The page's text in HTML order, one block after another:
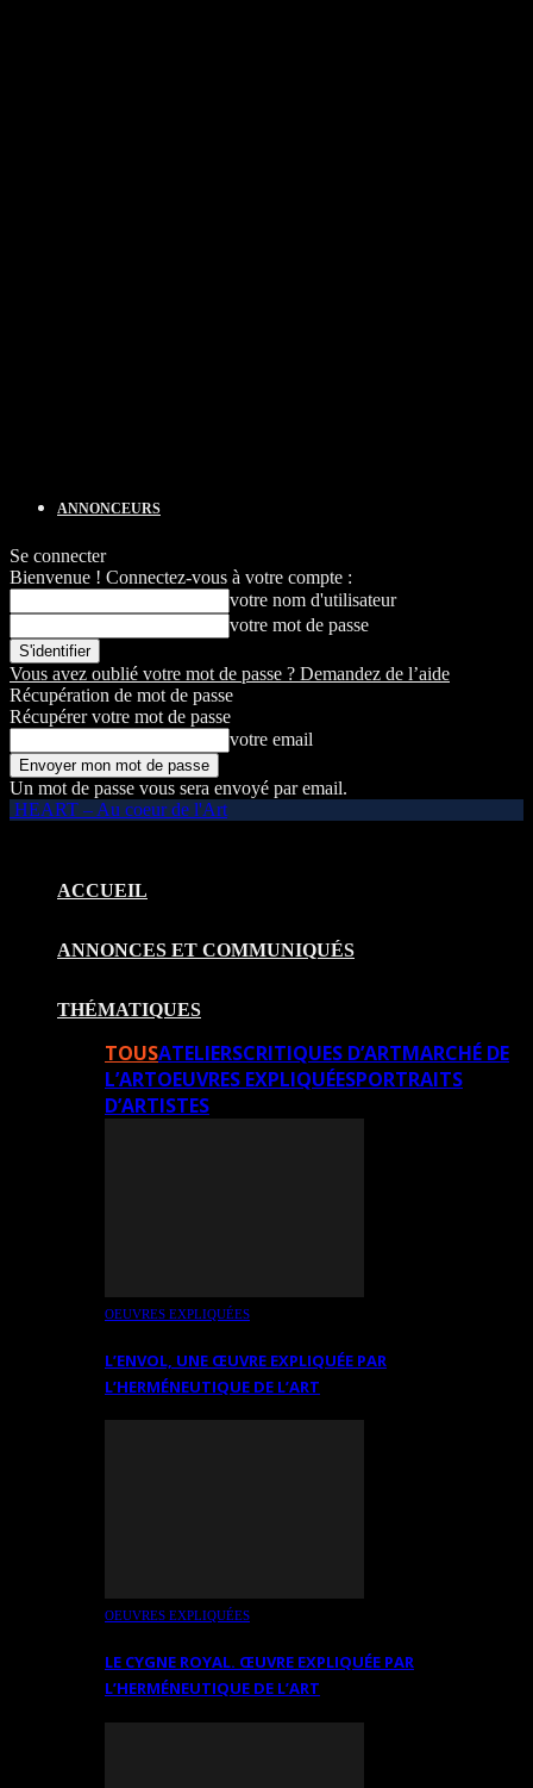
ANNONCEURS
Se connecter
Bienvenue ! Connectez-vous à votre compte :
votre nom d'utilisateur
votre mot de passe
Vous avez oublié votre mot de passe ? Demandez de l’aide
Récupération de mot de passe
Récupérer votre mot de passe
votre email
Un mot de passe vous sera envoyé par email.
HEART – Au coeur de l'Art
ACCUEIL
ANNONCES ET COMMUNIQUÉS
THÉMATIQUES
TOUSATELIERSCRITIQUES D’ARTMARCHÉ DE
L’ARTOEUVRES EXPLIQUÉESPORTRAITS
D’ARTISTES
OEUVRES EXPLIQUÉES
L’ENVOL, UNE ŒUVRE EXPLIQUÉE PAR
L’HERMÉNEUTIQUE DE L’ART
OEUVRES EXPLIQUÉES
LE CYGNE ROYAL. ŒUVRE EXPLIQUÉE PAR
L’HERMÉNEUTIQUE DE L’ART